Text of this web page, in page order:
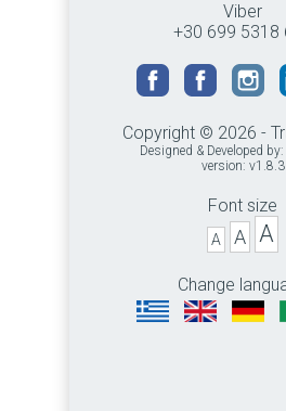
Viber
+30 699 5318
Copyright © 2026 -
Designed & Developed by:
version: v1.8.3
Font size
A A A
Change